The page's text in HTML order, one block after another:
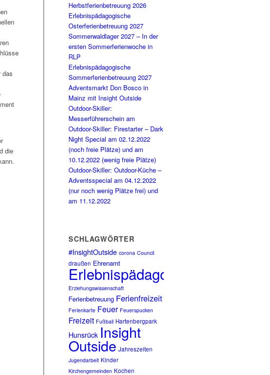
das
die
Herbstferienbetreuung 2026
Erlebnispädagogische
Osterferienbetreuung 2027
Sommerwaldlager 2027 – In der
ersten Sommerferienwoche in
RLP
Erlebnispädagogische
Sommerferienbetreuung 2027
Adventsmarkt Don Bosco in
Mainz mit Insight Outside
Outdoor-Skiller:
Messerführerschein am
Outdoor-Skiller: Firestarter – Dark
Night Special am 02.12.2022
(noch freie Plätze) und am
10.12.2022 (wenig freie Plätze)
Outdoor-Skiller: Outdoor-Küche –
Adventsspecial am 04.12.2022
(nur noch wenig Plätze frei) und
am 11.12.2022
SCHLAGWÖRTER
#InsightOutside corona Council
draußen Ehrenamt
Erlebnispädagogik
Erziehungswissenschaft
Ferienbetreuung Ferienfreizeit
Ferienkarte Feuer Feuerspucken
Freizeit Fußball Hartenbergpark
Hunsrück Insight
Outside Jahreszeiten
Jugendarbeit Kinder
Kirchengemeinden Kochen